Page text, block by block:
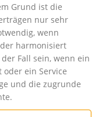
Grund ist die
nur sehr
wenn
harmonisiert
Fall sein, wenn ein
ein Service
und die zugrunde